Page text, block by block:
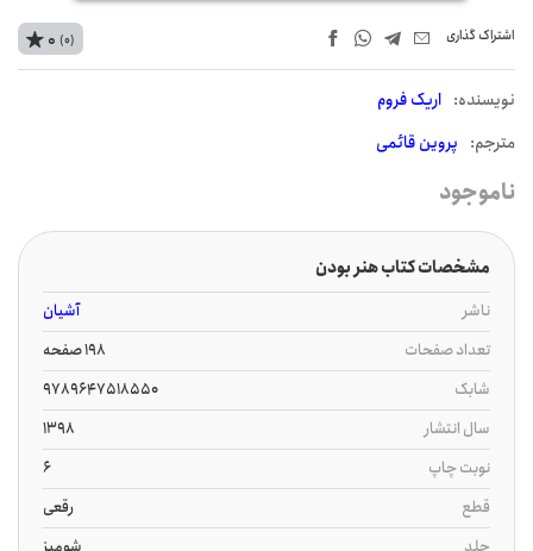
اشتراک‌ گذاری
نويسنده: اریک فروم
مترجم: پروین قائمی
0 (0)
ناموجود
مشخصات کتاب هنر بودن
ناشر
آشیان
تعداد صفحات
198 صفحه
شابک
9789647518550
سال انتشار
1398
نوبت چاپ
6
قطع
رقعی